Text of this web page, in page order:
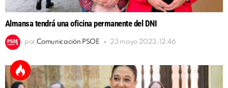
Almansa tendrá una oficina permanente del DNI
por Comunicación PSOE 23 mayo 2023, 12:46